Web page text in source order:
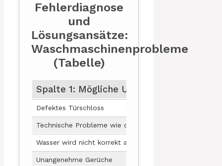
Fehlerdiagnose
und
Lösungsansätze:
Waschmaschinenprobleme
(Tabelle)
Spalte 1: Mögliche Ursache
Defektes Türschloss
Technische Probleme wie defekte Druckschalter
Wasser wird nicht korrekt abgepumpt
Unangenehme Gerüche